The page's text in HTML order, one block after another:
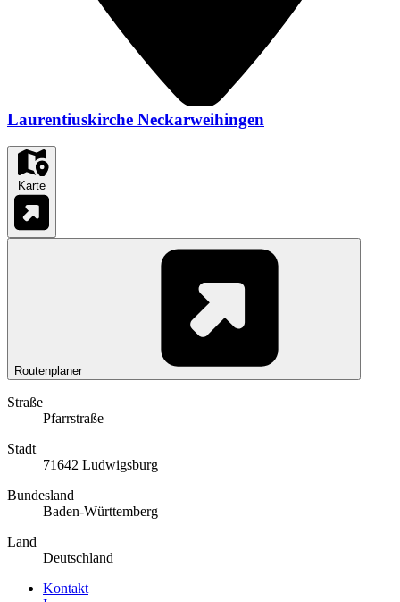
Laurentiuskirche Neckarweihingen
Karte
Routenplaner
Straße
Pfarrstraße
Stadt
71642 Ludwigsburg
Bundesland
Baden-Württemberg
Land
Deutschland
Kontakt